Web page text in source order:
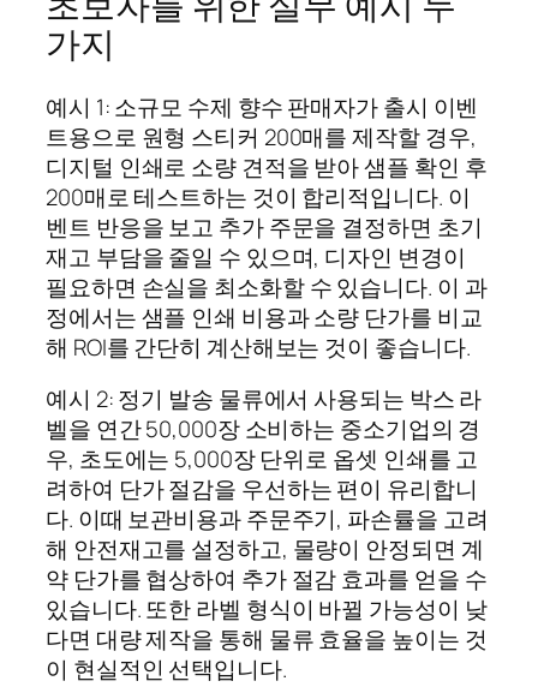
가지
예시 1: 소규모 수제 향수 판매자가 출시 이벤
트용으로 원형 스티커 200매를 제작할 경우,
디지털 인쇄로 소량 견적을 받아 샘플 확인 후
200매로 테스트하는 것이 합리적입니다. 이
벤트 반응을 보고 추가 주문을 결정하면 초기
재고 부담을 줄일 수 있으며, 디자인 변경이
필요하면 손실을 최소화할 수 있습니다. 이 과
정에서는 샘플 인쇄 비용과 소량 단가를 비교
해 ROI를 간단히 계산해보는 것이 좋습니다.
예시 2: 정기 발송 물류에서 사용되는 박스 라
벨을 연간 50,000장 소비하는 중소기업의 경
우, 초도에는 5,000장 단위로 옵셋 인쇄를 고
려하여 단가 절감을 우선하는 편이 유리합니
다. 이때 보관비용과 주문주기, 파손률을 고려
해 안전재고를 설정하고, 물량이 안정되면 계
약 단가를 협상하여 추가 절감 효과를 얻을 수
있습니다. 또한 라벨 형식이 바뀔 가능성이 낮
다면 대량 제작을 통해 물류 효율을 높이는 것
이 현실적인 선택입니다.